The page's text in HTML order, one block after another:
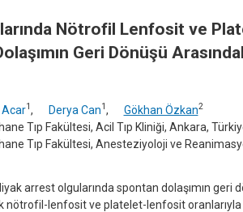
Nötrofil Lenfosit ve
Geri Dönüşü
1 , Derya Can1 , Gökhan Özkan2
Tıp Fakültesi, Acil Tıp Kliniği, Ankara,
Tıp Fakültesi, Anesteziyoloji ve
arrest olgularında spontan dolaşımın geri
lenfosit ve platelet-lenfosit oranlarıyla